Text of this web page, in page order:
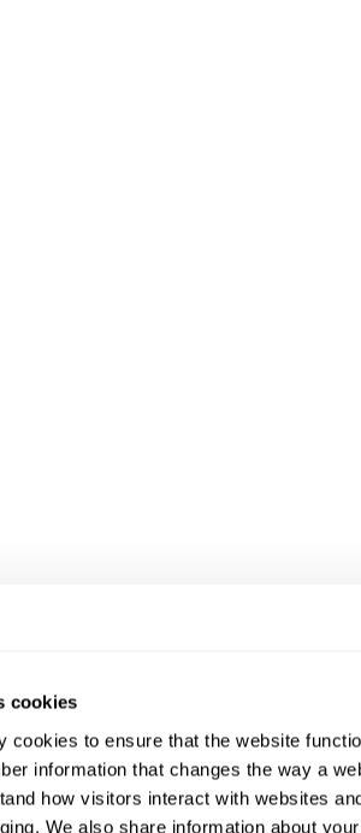
cookies
cookies to ensure that the website
information that changes the way a
how visitors interact with websites
We also share information about